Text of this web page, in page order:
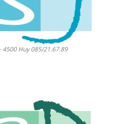
4500 Huy 085/21.67.89